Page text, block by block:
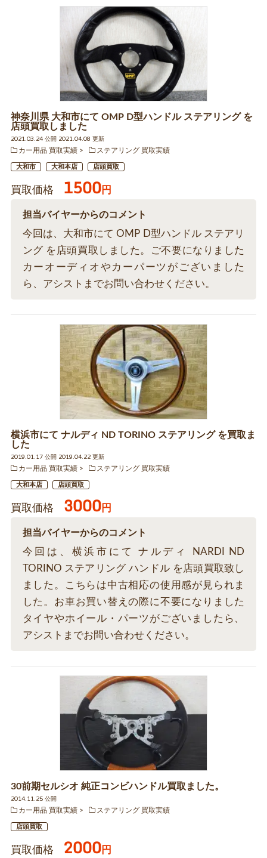
神奈川県 大和市にて OMP D型ハンドル ステアリング を
店頭買取しました
2021.03.24 公開 2021.04.08 更新
カー用品 買取実績
ステアリング 買取実績
大和市 大和本店 店頭買取
買取価格 1500円
担当バイヤーからのコメント
今回は、大和市にて OMP D型ハンドル ステアリ
ング を店頭買取しました。ご不要になりました
カーオーディオやカーパーツがございました
ら、アシストまでお問い合わせください。
横浜市にて ナルディ ND TORINO ステアリング を買取ま
した
2019.01.17 公開 2019.04.22 更新
カー用品 買取実績
ステアリング 買取実績
大和本店 店頭買取
買取価格 3000円
担当バイヤーからのコメント
今回は、横浜市にて ナルディ NARDI ND
TORINO ステアリング ハンドル を店頭買取致し
ました。こちらは中古相応の使用感が見られま
した。お車お買い替えの際に不要になりました
タイヤやホイール・パーツがございましたら、
アシストまでお問い合わせください。
30前期セルシオ 純正コンビハンドル買取ました。
2014.11.25 公開
カー用品 買取実績
ステアリング 買取実績
店頭買取
買取価格 2000円